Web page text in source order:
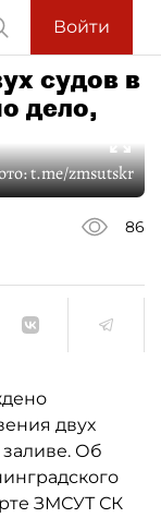
Войти
судов в
дело,
t.me/zmsutskr
86
двух
Об
ЗМСУТ СК